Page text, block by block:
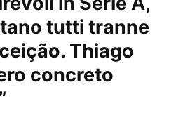
tutti tranne
Thiago
concreto